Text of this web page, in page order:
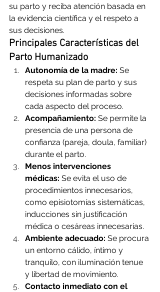
su parto y reciba atención basada en
la evidencia científica y el respeto a
sus decisiones.
Principales Características del
Parto Humanizado
Autonomía de la madre: Se
respeta su plan de parto y sus
decisiones informadas sobre
cada aspecto del proceso.
Acompañamiento: Se permite la
presencia de una persona de
confianza (pareja, doula, familiar)
durante el parto.
Menos intervenciones
médicas: Se evita el uso de
procedimientos innecesarios,
como episiotomías sistemáticas,
inducciones sin justificación
médica o cesáreas innecesarias.
Ambiente adecuado: Se procura
un entorno cálido, íntimo y
tranquilo, con iluminación tenue
y libertad de movimiento.
Contacto inmediato con el